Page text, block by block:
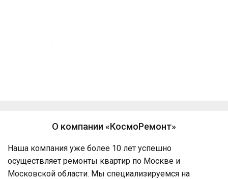
О компании «КосмоРемонт»
Наша компания уже более 10 лет успешно
осуществляет ремонты квартир по Москве и
Московской области. Мы специализируемся на